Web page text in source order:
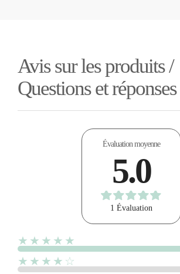
Avis sur les produits /
Questions et réponses
Évaluation moyenne
5.0
1 Évaluation
★★★★★
★★★★☆